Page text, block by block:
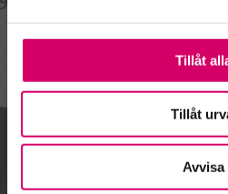
Tillåt
Tillåt
Avvisa
Kalendarium
Gå till